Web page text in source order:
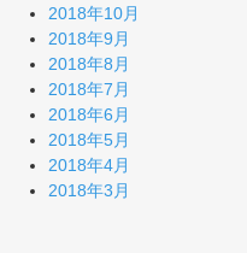
2018年10月
2018年9月
2018年8月
2018年7月
2018年6月
2018年5月
2018年4月
2018年3月